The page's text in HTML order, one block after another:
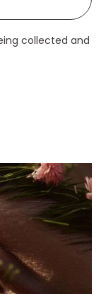
collected and